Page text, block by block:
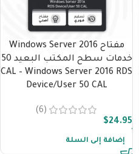
مفتاح Windows Server 2016
خدمات سطح المكتب البعيد 50
CAL – Windows Server 2016 RDS
Device/User 50 CAL
(6)
$24.95
إضافة إلى السلة